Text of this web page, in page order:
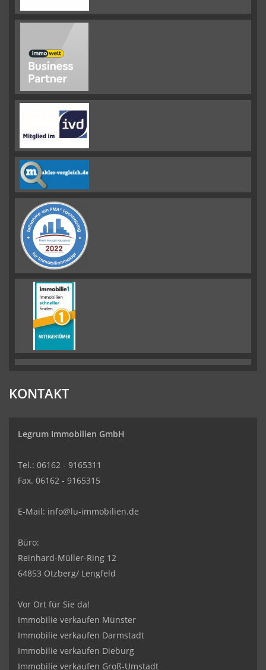
KONTAKT
Legrum Immobilien GmbH
Tel.: 06162 - 9165311
Fax. 06162 - 9165315
E-Mail: info@lu-immobilien.de
Büro:
Reinhard-Müller-Ring 12
64853 Otzberg/ Lengfeld
Vor Ort für Sie da!
Immobilie verkaufen Münster
Immobilie verkaufen Darmstadt
Immobilie verkaufen Dieburg
Immobilie verkaufen Groß-Umstadt